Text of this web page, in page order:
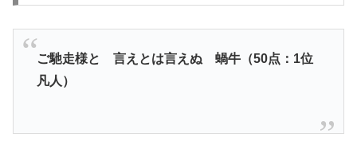
ご馳走様と 言えとは言えぬ 蝸牛（50点：1位
凡人）